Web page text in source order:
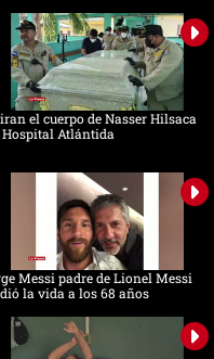
el cuerpo de Nasser Hilsaca
Hospital Atlántida
Messi padre de Lionel Messi
la vida a los 68 años